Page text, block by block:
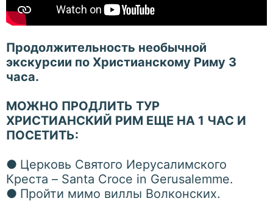
Продолжительность необычной
экскурсии по Христианскому Риму 3
часа.
МОЖНО ПРОДЛИТЬ ТУР
ХРИСТИАНСКИЙ РИМ ЕЩЕ НА 1 ЧАС И
ПОСЕТИТЬ:
● Церковь Святого Иерусалимского
Креста – Santa Croce in Gerusalemme.
● Пройти мимо виллы Волконских.